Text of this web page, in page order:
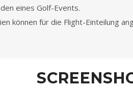
eines Golf-Events.
können für die Flight-Einteilung